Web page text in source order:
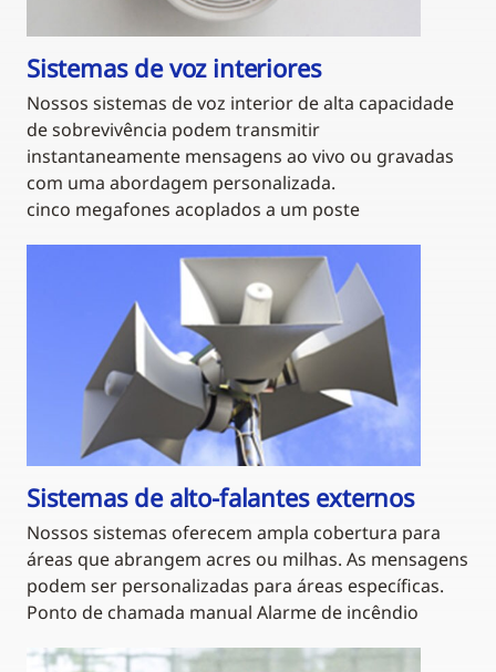
Sistemas de voz interiores
Nossos sistemas de voz interior de alta capacidade
de sobrevivência podem transmitir
instantaneamente mensagens ao vivo ou gravadas
com uma abordagem personalizada.
cinco megafones acoplados a um poste
Sistemas de alto-falantes externos
Nossos sistemas oferecem ampla cobertura para
áreas que abrangem acres ou milhas. As mensagens
podem ser personalizadas para áreas específicas.
Ponto de chamada manual Alarme de incêndio